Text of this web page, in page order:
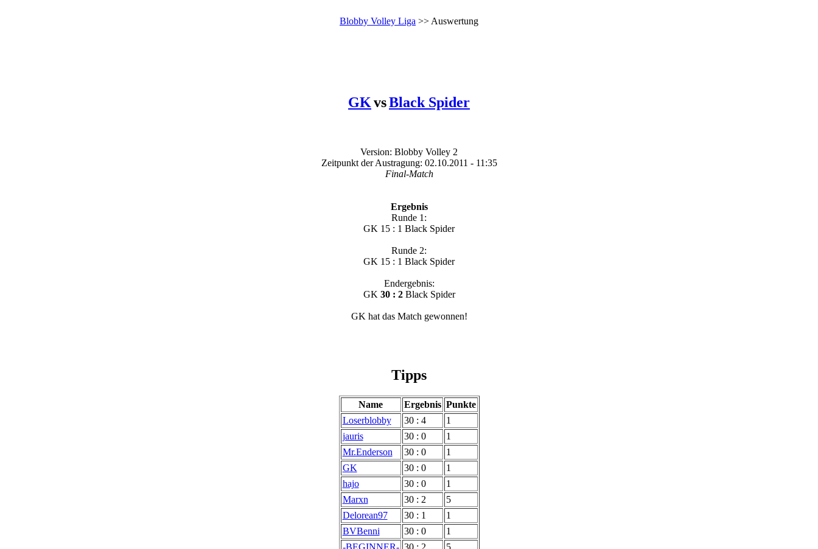
Blobby Volley Liga >> Auswertung
GKvsBlack Spider
Version: Blobby Volley 2
Zeitpunkt der Austragung: 02.10.2011 - 11:35
Final-Match
Ergebnis
Runde 1:
GK 15 : 1 Black Spider
Runde 2:
GK 15 : 1 Black Spider
Endergebnis:
GK 30 : 2Black Spider
GK hat das Match gewonnen!
Tipps
Name Ergebnis Punkte
Loserblobby
30 : 4
1
jauris
30 : 0
1
Mr.Enderson
30 : 0
1
GK
30 : 0
1
hajo
30 : 0
1
Marxn
30 : 2
5
Delorean97
30 : 1
1
BVBenni
30 : 0
1
-BEGINNER- 30 : 2
5